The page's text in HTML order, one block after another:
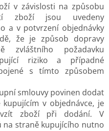
v závislosti na způsobu
zboží jsou uvedeny
a v potvrzení objednávky
že je způsob dopravy
zvláštního požadavku
riziko a případné
s tímto způsobem
smlouvy povinen dodat
v objednávce, je
zboží při dodání. V
na straně kupujícího nutno